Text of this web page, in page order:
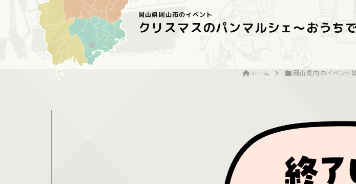
岡山県岡山市のイベント
クリスマスのパンマルシェ〜おうち
ホーム 岡山県内のイベント